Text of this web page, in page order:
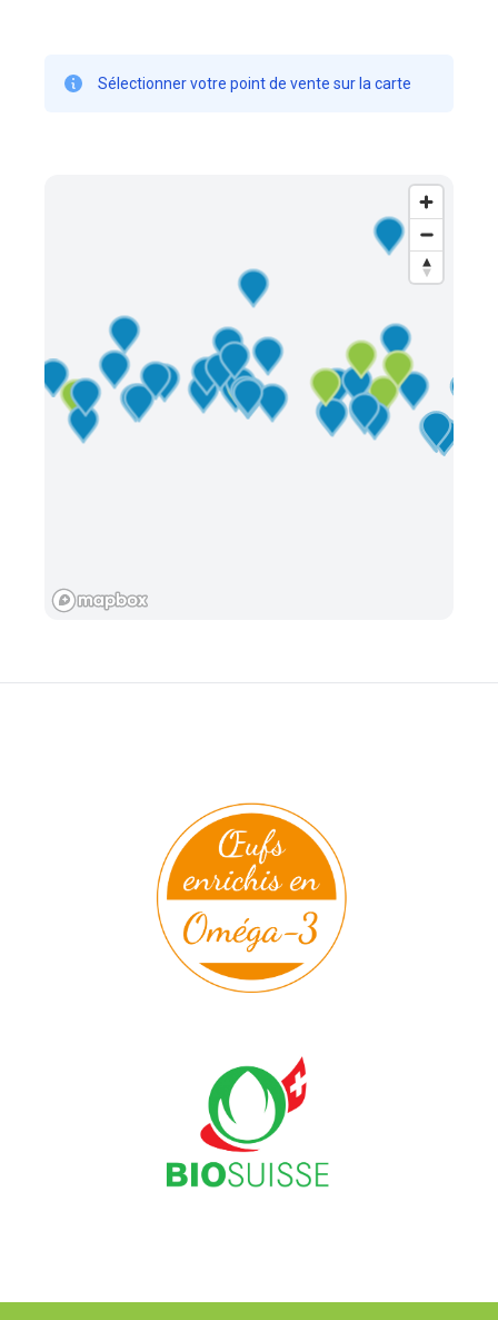
Sélectionner votre point de vente sur la carte